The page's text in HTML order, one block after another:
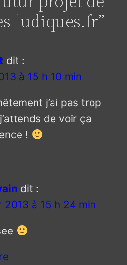
ludiques.fr”
dit :
à 15 h 10 min
j’ai pas trop
de voir ça
!
dit :
2013 à 15 h 24 min